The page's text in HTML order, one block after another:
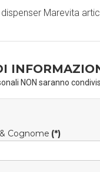
Marevita
NON saranno
Cognome (*)